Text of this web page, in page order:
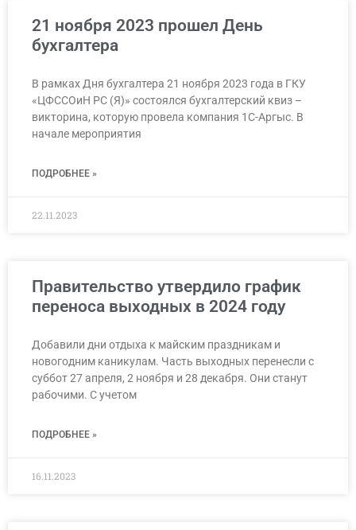
21 ноября 2023 прошел День
бухгалтера
В рамках Дня бухгалтера 21 ноября 2023 года в ГКУ
«ЦФССОиН РС (Я)» состоялся бухгалтерский квиз –
викторина, которую провела компания 1С-Аргыс. В
начале мероприятия
ПОДРОБНЕЕ »
22.11.2023
Правительство утвердило график
переноса выходных в 2024 году
Добавили дни отдыха к майским праздникам и
новогодним каникулам. Часть выходных перенесли с
суббот 27 апреля, 2 ноября и 28 декабря. Они станут
рабочими. С учетом
ПОДРОБНЕЕ »
16.11.2023